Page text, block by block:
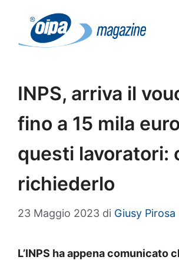
contenuto
INPS, arriva il
fino a 15 mila
questi lavoratori:
richiederlo
23 Maggio 2023 di Giusy Pirosa
L’INPS ha appena comunicato